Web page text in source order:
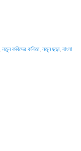
নতুন কবিদের কবিতা, নতুন ছড়া, বাংলা